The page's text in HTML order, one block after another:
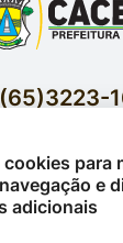
(65)3223-
E-mails
119 Bairro
para
e
adicionais